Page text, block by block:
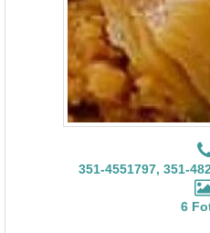
351-4551797, 351-
6